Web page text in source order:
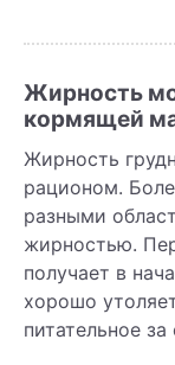
Жирность
кормящей
Жирность
рационом.
разными
жирностью.
получает в
хорошо
питательное